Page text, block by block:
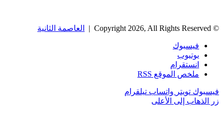
© Copyright 2026, All Rights Reserved | العاصمة الثانية
فيسبوك
يوتيوب
انستقرام
ملخص الموقع RSS
فيسبوك تويتر واتساب تيلقرام
زر الذهاب إلى الأعلى